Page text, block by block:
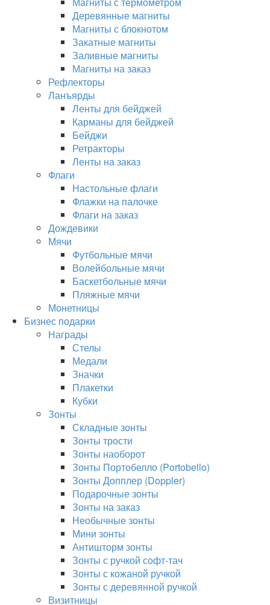
Деревянные магниты
Магниты с блокнотом
Закатные магниты
Заливные магниты
Магниты на заказ
Рефлекторы
Ланъярды
Ленты для бейджей
Карманы для бейджей
Бейджи
Ретракторы
Ленты на заказ
Флаги
Настольные флаги
Флажки на палочке
Флаги на заказ
Дождевики
Мячи
Футбольные мячи
Волейбольные мячи
Баскетбольные мячи
Пляжные мячи
Монетницы
Бизнес подарки
Награды
Стелы
Медали
Значки
Плакетки
Кубки
Зонты
Складные зонты
Зонты трости
Зонты наоборот
Зонты Портобелло (Portobello)
Зонты Допплер (Doppler)
Подарочные зонты
Зонты на заказ
Необычные зонты
Мини зонты
Антишторм зонты
Зонты с ручкой софт-тач
Зонты с кожаной ручкой
Зонты с деревянной ручкой
Визитницы